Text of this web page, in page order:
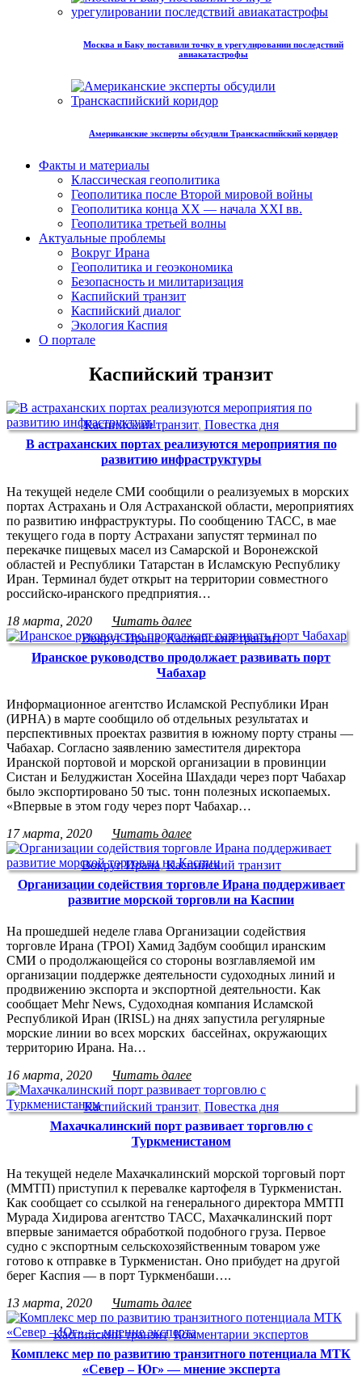
Москва и Баку поставили точку в урегулировании последствий
авиакатастрофы
Американские эксперты обсудили Транскаспийский коридор
Факты и материалы
Классическая геополитика
Геополитика после Второй мировой войны
Геополитика конца XX — начала XXI вв.
Геополитика третьей волны
Актуальные проблемы
Вокруг Ирана
Геополитика и геоэкономика
Безопасность и милитаризация
Каспийский транзит
Каспийский диалог
Экология Каспия
О портале
Каспийский транзит
Каспийский транзит, Повестка дня
В астраханских портах реализуются мероприятия по
развитию инфраструктуры
На текущей неделе СМИ сообщили о реализуемых в морских
портах Астрахань и Оля Астраханской области, мероприятиях
по развитию инфраструктуры. По сообщению ТАСС, в мае
текущего года в порту Астрахани запустят терминал по
перекачке пищевых масел из Самарской и Воронежской
областей и Республики Татарстан в Исламскую Республику
Иран. Терминал будет открыт на территории совместного
российско-иранского предприятия…
18 марта, 2020
Читать далее
Вокруг Ирана,Каспийский транзит
Иранское руководство продолжает развивать порт
Чабахар
Информационное агентство Исламской Республики Иран
(ИРНА) в марте сообщило об отдельных результатах и
перспективных проектах развития в южному порту страны —
Чабахар. Согласно заявлению заместителя директора
Иранской портовой и морской организации в провинции
Систан и Белуджистан Хосейна Шахдади через порт Чабахар
было экспортировано 50 тыс. тонн полезных ископаемых.
«Впервые в этом году через порт Чабахар…
17 марта, 2020
Читать далее
Вокруг Ирана,Каспийский транзит
Организации содействия торговле Ирана поддерживает
развитие морской торговли на Каспии
На прошедшей неделе глава Организации содействия
торговле Ирана (TPOI) Хамид Задбум сообщил иранским
СМИ о продолжающейся со стороны возглавляемой им
организации поддержке деятельности судоходных линий и
продвижению экспорта и экспортной деятельности. Как
сообщает Mehr News, Судоходная компания Исламской
Республикой Иран (IRISL) на днях запустила регулярные
морские линии во всех морских бассейнах, окружающих
территорию Ирана. На…
16 марта, 2020
Читать далее
Каспийский транзит, Повестка дня
Махачкалинский порт развивает торговлю с
Туркменистаном
На текущей неделе Махачкалинский морской торговый порт
(ММТП) приступил к перевалке картофеля в Туркменистан.
Как сообщает со ссылкой на генерального директора ММТП
Мурада Хидирова агентство ТАСС, Махачкалинский порт
впервые занимается обработкой подобного груза. Первое
судно с экспортным сельскохозяйственным товаром уже
готово к отправке в Туркменистан. Оно прибудет на другой
берег Каспия — в порт Туркменбаши….
13 марта, 2020
Читать далее
Каспийский транзит,Комментарии экспертов
Комплекс мер по развитию транзитного потенциала МТК
«Север – Юг» — мнение эксперта